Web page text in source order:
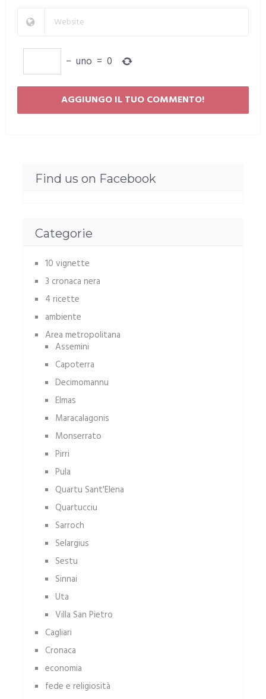
− uno = 0
Find us on Facebook
Categorie
10 vignette
3 cronaca nera
4 ricette
ambiente
Area metropolitana
Assemini
Capoterra
Decimomannu
Elmas
Maracalagonis
Monserrato
Pirri
Pula
Quartu Sant'Elena
Quartucciu
Sarroch
Selargius
Sestu
Sinnai
Uta
Villa San Pietro
Cagliari
Cronaca
economia
fede e religiosità